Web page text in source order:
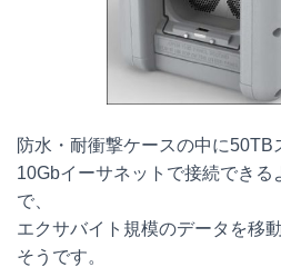
防水・耐衝撃ケースの中に50TB
10Gbイーサネットで接続できる
で、
エクサバイト規模のデータを移
そうです。